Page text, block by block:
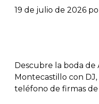
19 de julio de 2026
Descubre la boda de
Montecastillo con
teléfono de firmas de